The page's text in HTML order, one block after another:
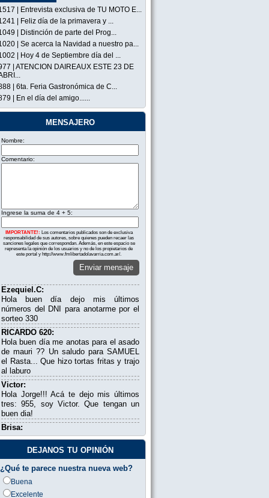
| Entrevista exclusiva de TU MOTO E...
| Feliz día de la primavera y ...
| Distinción de parte del Prog...
| Se acerca la Navidad a nuestro pa...
| Hoy 4 de Septiembre día del ...
| ATENCION DAIREAUX ESTE 23 DE
| 6ta. Feria Gastronómica de C...
| En el día del amigo......
mensajero
Nombre:
Comentario:
Ingrese la suma de 4 + 5:
IMPORTANTE!: Los comentarios publicados son de exclusiva
responsabilidad de sus autores, sobre quienes pueden recaer las
sanciones legales que correspondan. Además, en este espacio se
representa la opinión de los usuarios y no de los propietarios de
este portal y http://www.fmlibertadolavarria.com.ar/.
Enviar mensaje
Ezequiel.C:
Hola buen día dejo mis últimos
números del DNI para anotarme por el
sorteo 330
RICARDO 620:
Hola buen día me anotas para el asado
de mauri ?? Un saludo para SAMUEL
el Rasta... Que hizo tortas fritas y trajo
al laburo
Victor:
Hola Jorge!!! Acá te dejo mis últimos
tres: 955, soy Victor. Que tengan un
buen dia!
Brisa:
Hola, me darían un número para
contactarme?
cecilia:
hola me pasas algo de los moros
mariana de mdp:
buenos dias jorgito .aca desde mar del
dejanos tu opinión
¿Qué te parece nuestra nueva web?
Buena
Excelente